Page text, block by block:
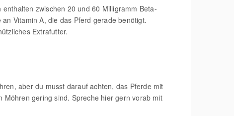
zwischen 20 und 60 Milligramm Beta-
Vitamin A, die das Pferd gerade benötigt.
Extrafutter.
aber du musst darauf achten, das Pferde mit
Möhren gering sind. Spreche hier gern vorab mit